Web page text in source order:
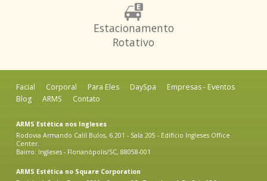
Estacionamento
Rotativo
Facial Corporal Para Eles DaySpa
Empresas - Eventos
Blog
ARMS Contato
ARMS Estética nos Ingleses
Rodovia Armando Calil Bulos, 6.201 - Sala 205 - Edifício Ingleses Office
Center.
Bairro: Ingleses - Florianópolis/SC, 88058-001
ARMS Estética no Square Corporation